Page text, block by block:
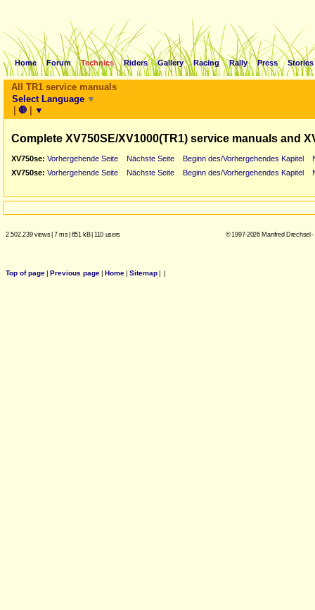
Home Forum Technics Riders Gallery Racing Rally Press Stories
All TR1 service manuals
Select Language ▼
| 🛑 | ▼
Complete XV750SE/XV1000(TR1) service manuals and
XV750se: Vorhergehende Seite Nächste Seite Beginn des/Vorhergehendes Kapitel
XV750se: Vorhergehende Seite Nächste Seite Beginn des/Vorhergehendes Kapitel
2.502.239 views| 7 ms| 651 kB| 110 users © 1997-2026 Manfred Drechsel
Top of page| Previous page| Home| Sitemap| |